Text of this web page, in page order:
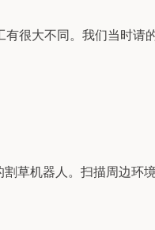
很大不同。我们当时请
草机器人。扫描周边环